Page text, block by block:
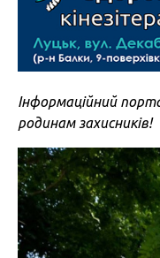
Інформаційний
родинам захисників!